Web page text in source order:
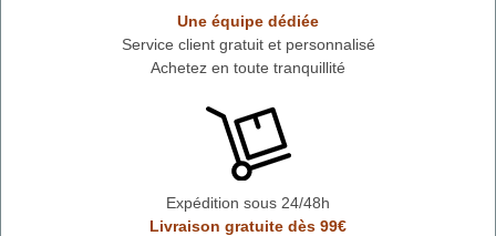
Une équipe dédiée
Service client gratuit et personnalisé
Achetez en toute tranquillité
Expédition sous 24/48h
Livraison gratuite dès 99€